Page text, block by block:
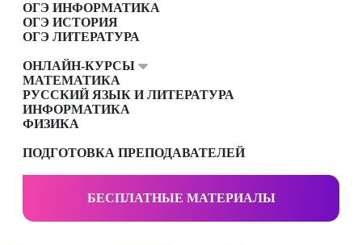
ОГЭ ИНФОРМАТИКА
ОГЭ ИСТОРИЯ
ОГЭ ЛИТЕРАТУРА
ОНЛАЙН-КУРСЫ
МАТЕМАТИКА
РУССКИЙ ЯЗЫК И ЛИТЕРАТУРА
ИНФОРМАТИКА
ФИЗИКА
ПОДГОТОВКА ПРЕПОДАВАТЕЛЕЙ
БЕСПЛАТНЫЕ МАТЕРИАЛЫ